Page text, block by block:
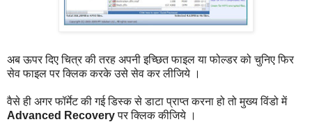
अब ऊपर दिए चित्र की तरह अपनी इच्छित फाइल या फोल्डर को चुनिए फिर
सेव फाइल पर क्लिक करके उसे सेव कर लीजिये ।
वैसे ही अगर फॉर्मेट की गई डिस्क से डाटा प्राप्त करना हो तो मुख्य विंडो में
Advanced Recoveryपर क्लिक कीजिये ।